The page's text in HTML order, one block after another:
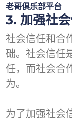
老哥俱乐部平台
3. 加强社
社会信任和合
础。社会信任
任，而社会合
为。
为了加强社会